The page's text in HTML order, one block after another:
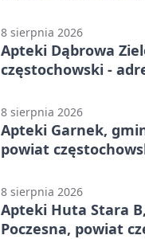
8 sierpnia 2026
Apteki Dąbrowa
częstochowski -
8 sierpnia 2026
Apteki Garnek,
powiat
8 sierpnia 2026
Apteki Huta Stara
Poczesna, powiat